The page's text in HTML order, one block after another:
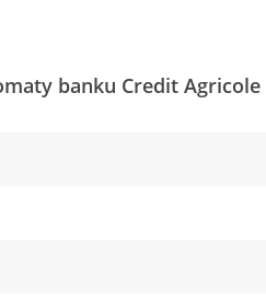
banku Credit Agricole